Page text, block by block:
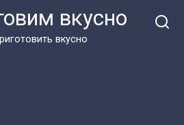
вкусно
вкусно